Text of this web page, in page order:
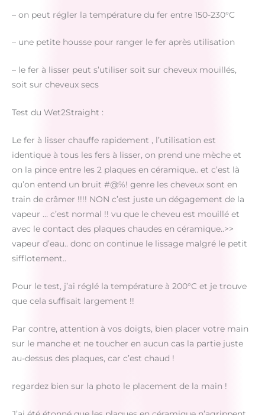
– on peut régler la température du fer entre 150-230°C
– une petite housse pour ranger le fer après utilisation
– le fer à lisser peut s’utiliser soit sur cheveux mouillés,
soit sur cheveux secs
Test du Wet2Straight :
Le fer à lisser chauffe rapidement , l’utilisation est
identique à tous les fers à lisser, on prend une mèche et
on la pince entre les 2 plaques en céramique.. et c’est là
qu’on entend un bruit #@%! genre les cheveux sont en
train de crâmer !!!! NON c’est juste un dégagement de la
vapeur … c’est normal !! vu que le cheveu est mouillé et
avec le contact des plaques chaudes en céramique..>>
vapeur d’eau.. donc on continue le lissage malgré le petit
sifflotement..
Pour le test, j’ai réglé la température à 200°C et je trouve
que cela suffisait largement !!
Par contre, attention à vos doigts, bien placer votre main
sur le manche et ne toucher en aucun cas la partie juste
au-dessus des plaques, car c’est chaud !
regardez bien sur la photo le placement de la main !